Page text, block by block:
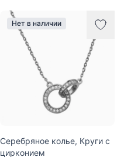
Нет в наличии
Серебряное колье, Круги с
цирконием